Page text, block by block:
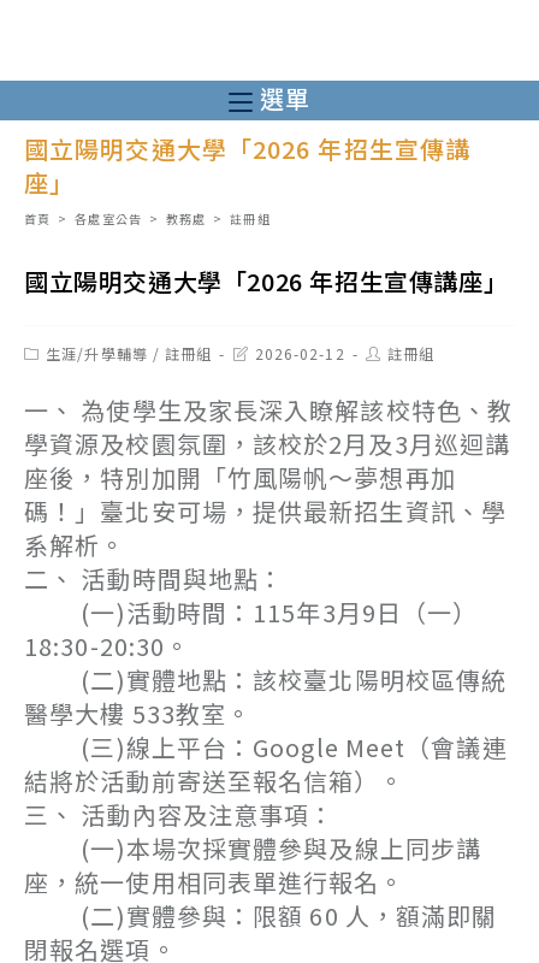
至
主
內
選單
國立陽明交通大學「2026 年招生宣傳講
座」
首頁 > 各處室公告 > 教務處 > 註冊組
國立陽明交通大學「2026 年招生宣傳講座」
Post生涯/升學輔導 / 註冊組
Post2026-02-12
Post註冊組
一、 為使學生及家長深入瞭解該校特色、教
學資源及校園氛圍，該校於2月及3月巡迴講
座後，特別加開「竹風陽帆～夢想再加
碼！」臺北安可場，提供最新招生資訊、學
系解析。
二、 活動時間與地點：
(一)活動時間：115年3月9日（一）
18:30-20:30。
(二)實體地點：該校臺北陽明校區傳統
醫學大樓 533教室。
(三)線上平台：Google Meet（會議連
結將於活動前寄送至報名信箱）。
三、 活動內容及注意事項：
(一)本場次採實體參與及線上同步講
座，統一使用相同表單進行報名。
(二)實體參與：限額 60 人，額滿即關
閉報名選項。